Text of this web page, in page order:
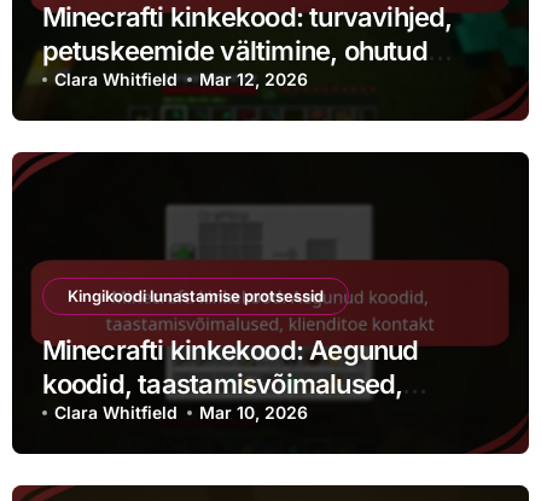
Minecrafti kinkekood: turvavihjed,
petuskeemide vältimine, ohutud
lunastamispraktikad
Clara Whitfield Mar 12, 2026
Kingikoodi lunastamise protsessid
Minecrafti kinkekood: Aegunud
koodid, taastamisvõimalused,
klienditoe kontakt
Clara Whitfield Mar 10, 2026